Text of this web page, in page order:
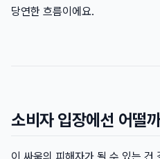
당연한 흐름이에요.
소비자 입장에선 어떨